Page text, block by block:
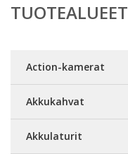
TUOTEALUEET
Action-kamerat
Akkukahvat
Akkulaturit